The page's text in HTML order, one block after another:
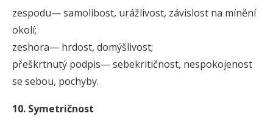
zespodu— samolibost, urážlivost, závislost na mínění
okolí;
zeshora— hrdost, domýšlivost;
přeškrtnutý podpis— sebekritičnost, nespokojenost
se sebou, pochyby.
10. Symetričnost